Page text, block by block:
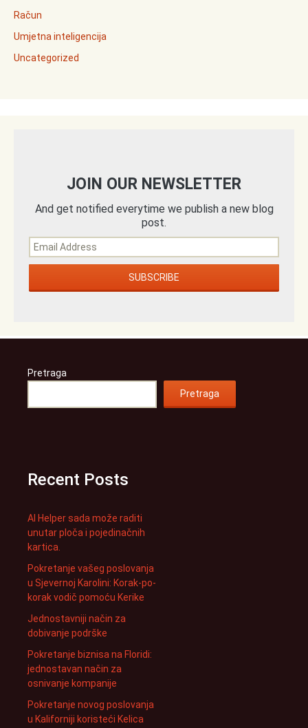
Račun
Umjetna inteligencija
Uncategorized
JOIN OUR NEWSLETTER
And get notified everytime we publish a new blog
post.
Pretraga
Pretraga
Recent Posts
AI Helper sada može raditi
unutar ploča i pojedinačnih
kartica.
Pokretanje vašeg poslovanja
u Sjevernoj Karolini: Korak-po-
korak vodič pomoću Kerike
Jednostavniji način za
dobivanje podrške
Pokretanje biznisa na Floridi:
jednostavan način za
osnivanje kompanije
Pokretanje novog poslovanja
u Kaliforniji koristeći Kelica